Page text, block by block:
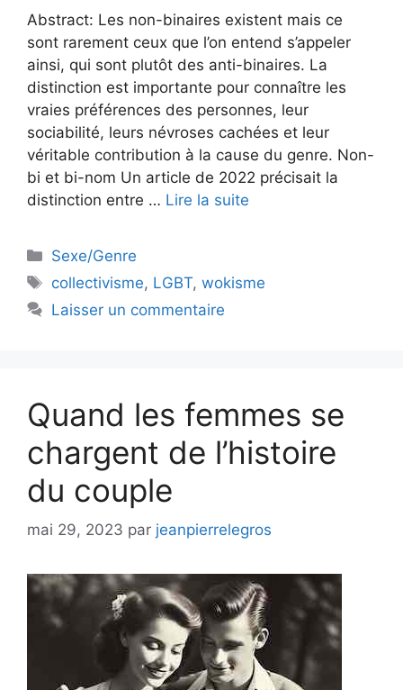
Abstract: Les non-binaires existent mais ce
sont rarement ceux que l’on entend s’appeler
ainsi, qui sont plutôt des anti-binaires. La
distinction est importante pour connaître les
vraies préférences des personnes, leur
sociabilité, leurs névroses cachées et leur
véritable contribution à la cause du genre. Non-
bi et bi-nom Un article de 2022 précisait la
distinction entre … Lire la suite
Catégories
Sexe/Genre
Étiquettes
collectivisme, LGBT,wokisme
Laisser un commentaire
Quand les femmes se
chargent de l’histoire
du couple
mai 29, 2023 par jeanpierrelegros